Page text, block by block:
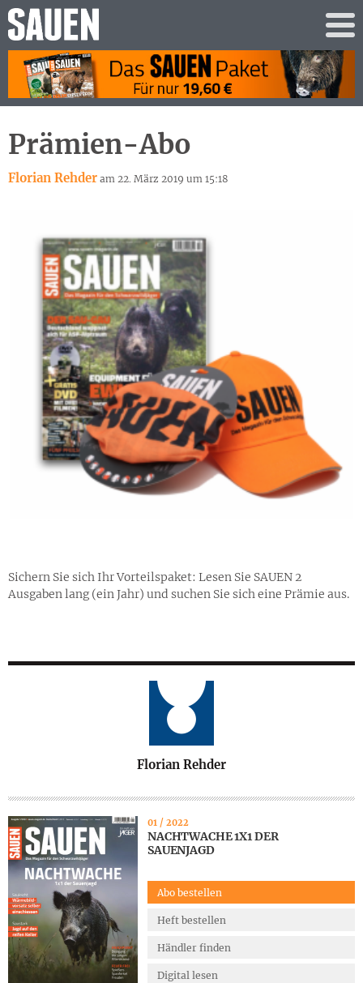
Prämien-Abo
Florian Rehder am 22. März 2019 um 15:18
Sichern Sie sich Ihr Vorteilspaket: Lesen Sie SAUEN 2
Ausgaben lang (ein Jahr) und suchen Sie sich eine Prämie aus.
T
O
R
Florian Rehder
01 / 2022
NACHTWACHE 1X1 DER
SAUENJAGD
Abo bestellen
Heft bestellen
Händler finden
Digital lesen